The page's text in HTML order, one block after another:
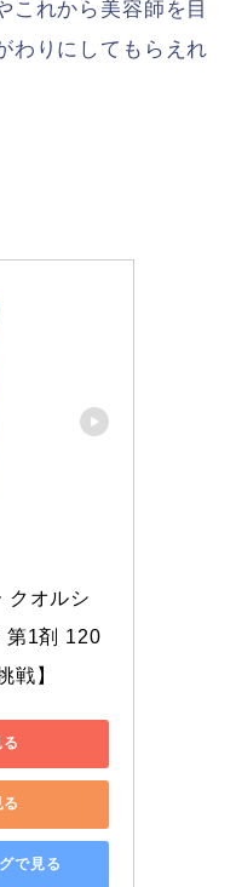
これから美容師を目
わりにしてもらえれ
クオルシ
第1剤 120
戦】
で見る